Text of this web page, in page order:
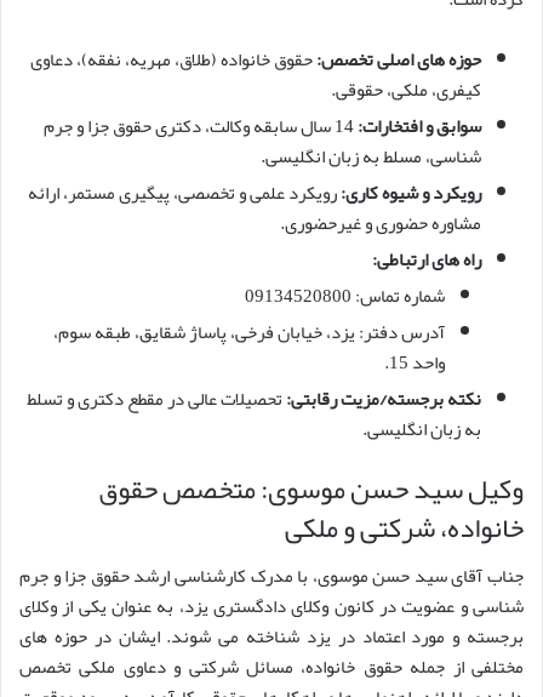
حوزه های اصلی تخصص:حقوق خانواده (طلاق، مهریه، نفقه)، دعاوی
کیفری، ملکی، حقوقی.
سوابق و افتخارات:
14 سال سابقه وکالت، دکتری حقوق جزا و جرم
شناسی، مسلط به زبان انگلیسی.
رویکرد و شیوه کاری:رویکرد علمی و تخصصی، پیگیری مستمر، ارائه
مشاوره حضوری و غیرحضوری.
راه های ارتباطی:
شماره تماس: 09134520800
آدرس دفتر: یزد، خیابان فرخی، پاساژ شقایق، طبقه سوم،
واحد 15.
نکته برجسته/مزیت رقابتی:تحصیلات عالی در مقطع دکتری و تسلط
به زبان انگلیسی.
وکیل سید حسن موسوی: متخصص حقوق
خانواده، شرکتی و ملکی
جناب آقای سید حسن موسوی، با مدرک کارشناسی ارشد حقوق جزا و جرم
شناسی و عضویت در کانون وکلای دادگستری یزد، به عنوان یکی از وکلای
برجسته و مورد اعتماد در یزد شناخته می شوند. ایشان در حوزه های
مختلفی از جمله حقوق خانواده، مسائل شرکتی و دعاوی ملکی تخصص